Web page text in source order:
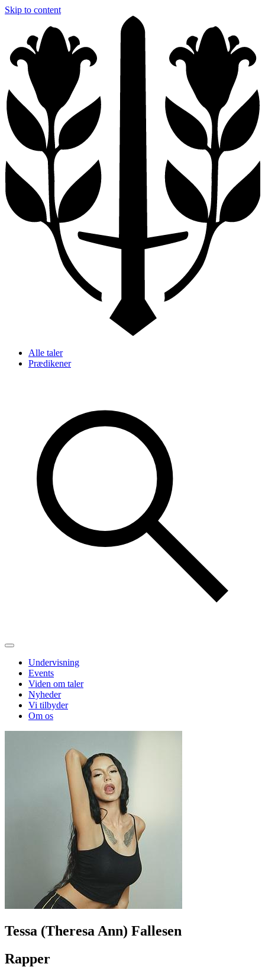
Skip to content
Alle taler
Prædikener
Undervisning
Events
Viden om taler
Nyheder
Vi tilbyder
Om os
Tessa (Theresa Ann) Fallesen
Rapper